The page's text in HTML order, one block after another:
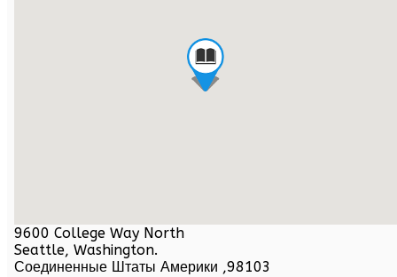
9600 College Way North
Seattle, Washington.
Соединенные Штаты Америки ,98103